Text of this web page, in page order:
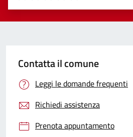
Valuta 5 stelle su 5
Valuta 4 stelle su 5
Valuta 3 stelle su 5
Valuta 2 stelle su 5
Valuta 1 stelle su 5
Contatta il comune
Leggi le domande frequenti
Richiedi assistenza
Prenota appuntamento